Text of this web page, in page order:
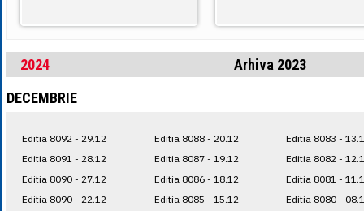
2024
Arhiva 2023
DECEMBRIE
Editia 8092 - 29.12
Editia 8091 - 28.12
Editia 8090 - 27.12
Editia 8090 - 22.12
Editia 8088 - 20.12
Editia 8087 - 19.12
Editia 8086 - 18.12
Editia 8085 - 15.12
Editia 8083 -
Editia 8082 -
Editia 8081 -
Editia 8080 -